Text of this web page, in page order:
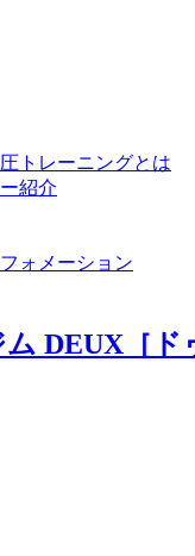
トレーニングとは
紹介
ォメーション